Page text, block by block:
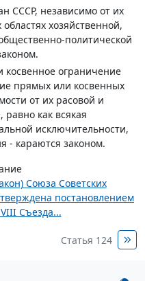
СССР, независимо от их
хозяйственной,
политической
ограничение
прямых или косвенных
от их расовой и
как всякая
исключительности,
- караются законом.
Союза Советских
постановлением
Съезда...
Статья 124